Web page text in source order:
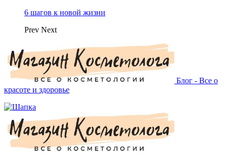
6 шагов к новой жизни
Prev Next
Блог - Все о
красоте и здоровье